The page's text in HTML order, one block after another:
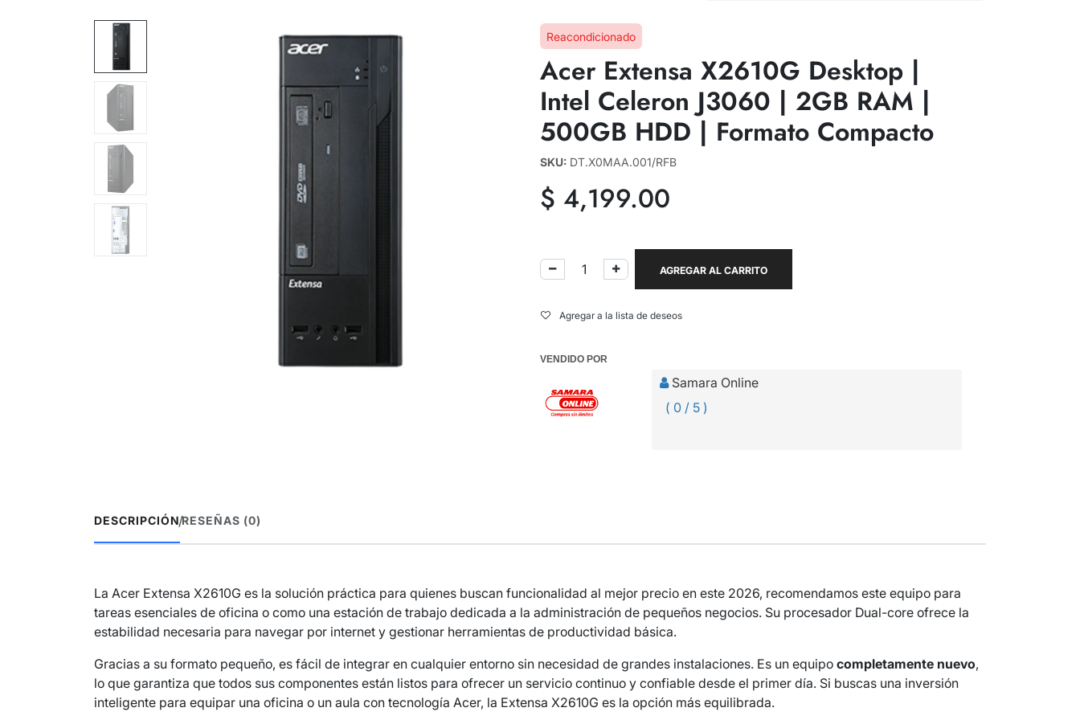
Reacondicionado
Acer Extensa X2610G Desktop |
Intel Celeron J3060 | 2GB RAM |
500GB HDD | Formato Compacto
SKU: DT.X0MAA.001/RFB
$ 4,199.00
AGREGAR AL CARRITO
Agregar a la lista de deseos
VENDIDO POR
Samara Online
( 0 / 5 )
DESCRIPCIÓN/RESEÑAS (0)
La Acer Extensa X2610G es la solución práctica para quienes buscan funcionalidad al mejor precio en este 2026, recomendamos este equipo para
tareas esenciales de oficina o como una estación de trabajo dedicada a la administración de pequeños negocios. Su procesador Dual-core ofrece la
estabilidad necesaria para navegar por internet y gestionar herramientas de productividad básica.
Gracias a su formato pequeño, es fácil de integrar en cualquier entorno sin necesidad de grandes instalaciones. Es un equipo completamente nuevo,
lo que garantiza que todos sus componentes están listos para ofrecer un servicio continuo y confiable desde el primer día. Si buscas una inversión
inteligente para equipar una oficina o un aula con tecnología Acer, la Extensa X2610G es la opción más equilibrada.